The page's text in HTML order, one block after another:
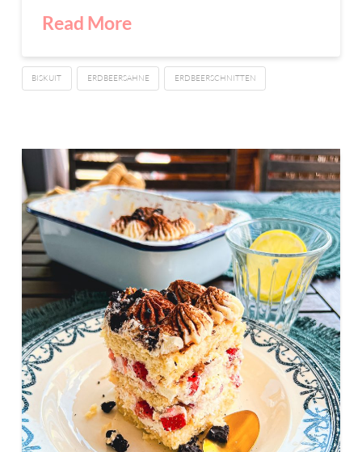
Read More
BISKUIT ERDBEERSAHNE ERDBEERSCHNITTEN